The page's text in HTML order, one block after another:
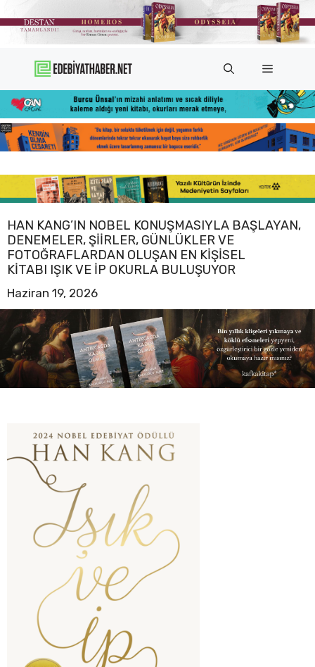
atla
Menü
HAN KANG’IN NOBEL KONUŞMASIYLA BAŞLAYAN,
DENEMELER, ŞIIRLER, GÜNLÜKLER VE
FOTOĞRAFLARDAN OLUŞAN EN KIŞISEL
KITABI IŞIK VE İP OKURLA BULUŞUYOR
Haziran 19, 2026